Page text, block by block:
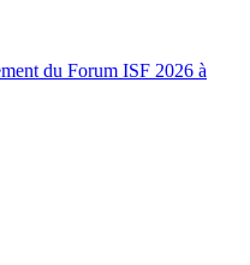
du Forum ISF 2026 à